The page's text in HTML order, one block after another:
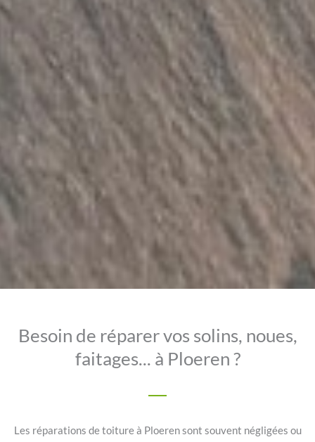
Besoin de réparer vos solins, noues,
faitages... à Ploeren ?
Les réparations de toiture à Ploeren sont souvent négligées ou